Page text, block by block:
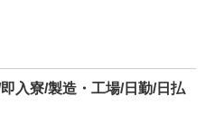
入寮/製造・工場/日勤/日払